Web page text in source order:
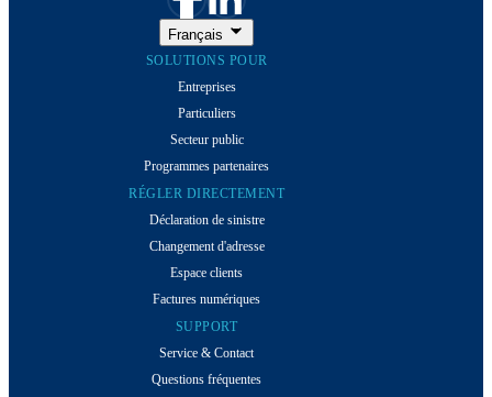
Français
SOLUTIONS POUR
Entreprises
Particuliers
Secteur public
Programmes partenaires
RÉGLER DIRECTEMENT
Déclaration de sinistre
Changement d'adresse
Espace clients
Factures numériques
SUPPORT
Service & Contact
Questions fréquentes